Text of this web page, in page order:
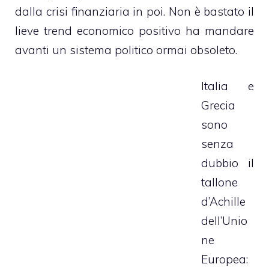
dalla crisi finanziaria in poi. Non è bastato il
lieve trend economico positivo ha mandare
avanti un sistema politico ormai obsoleto.
Italia e
Grecia
sono
senza
dubbio il
tallone
d’Achille
dell’Unio
ne
Europea: